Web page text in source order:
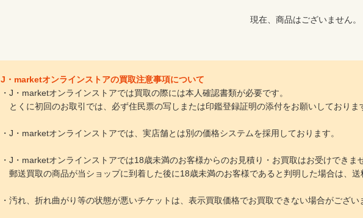
現在、商品はございません。
J・marketオンラインストアの買取注意事項について
・J・marketオンラインストアでは買取の際には本人確認書類が必要です。
とくに初回のお取引では、必ず住民票の写しまたは印鑑登録証明の添付をお願いしておりま
・J・marketオンラインストアでは、実店舗とは別の価格システムを採用しております。
・J・marketオンラインストアでは18歳未満のお客様からのお見積り・お買取はお受けできま
郵送買取の商品が当ショップに到着した後に18歳未満のお客様であると判明した場合は、送
・汚れ、折れ曲がり等の状態が悪いチケットは、表示買取価格でお買取できない場合がござい